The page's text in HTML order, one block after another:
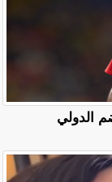
يضم الدولي